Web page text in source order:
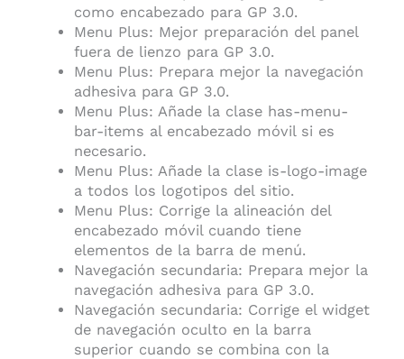
como encabezado para GP 3.0.
Menu Plus: Mejor preparación del panel
fuera de lienzo para GP 3.0.
Menu Plus: Prepara mejor la navegación
adhesiva para GP 3.0.
Menu Plus: Añade la clase has-menu-
bar-items al encabezado móvil si es
necesario.
Menu Plus: Añade la clase is-logo-image
a todos los logotipos del sitio.
Menu Plus: Corrige la alineación del
encabezado móvil cuando tiene
elementos de la barra de menú.
Navegación secundaria: Prepara mejor la
navegación adhesiva para GP 3.0.
Navegación secundaria: Corrige el widget
de navegación oculto en la barra
superior cuando se combina con la